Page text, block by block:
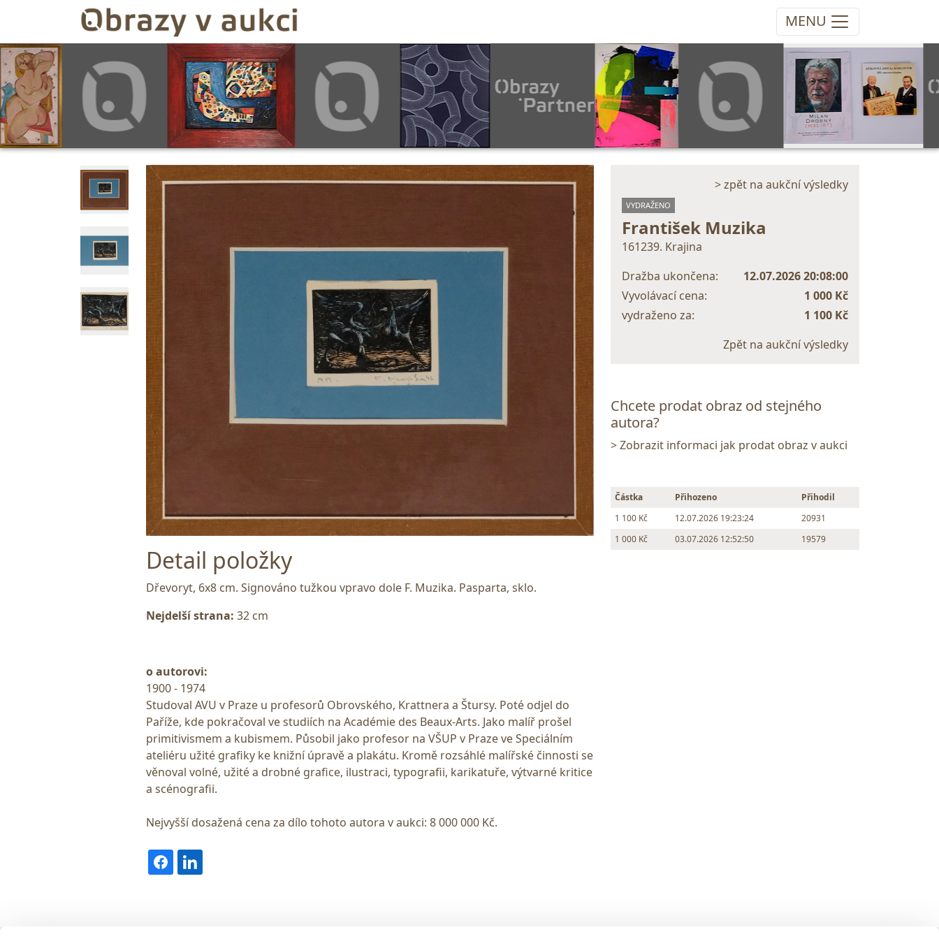
MENU
Detail položky
Dřevoryt, 6x8 cm. Signováno tužkou vpravo dole F. Muzika. Pasparta, sklo.
Nejdelší strana: 32 cm
o autorovi:
1900 - 1974
Studoval AVU v Praze u profesorů Obrovského, Krattnera a Štursy. Poté odjel do
Paříže, kde pokračoval ve studiích na Académie des Beaux-Arts. Jako malíř prošel
primitivismem a kubismem. Působil jako profesor na VŠUP v Praze ve Speciálním
ateliéru užité grafiky ke knižní úpravě a plakátu. Kromě rozsáhlé malířské činnosti se
věnoval volné, užité a drobné grafice, ilustraci, typografii, karikatuře, výtvarné kritice
a scénografii.
Nejvyšší dosažená cena za dílo tohoto autora v aukci: 8 000 000 Kč.
> zpět na aukční výsledky
VYDRAŽENO
František Muzika
161239. Krajina
Dražba ukončena:
12.07.2026 20:08:00
Vyvolávací cena:
1 000 Kč
vydraženo za:
1 100 Kč
Zpět na aukční výsledky
Chcete prodat obraz od stejného
autora?
> Zobrazit informaci jak prodat obraz v aukci
Částka Přihozeno
Přihodil
1 100 Kč
12.07.2026 19:23:24
20931
1 000 Kč
03.07.2026 12:52:50 19579